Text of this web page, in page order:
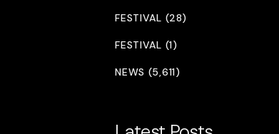
FESTIVAL (28)
FESTIVAL (1)
NEWS (5,611)